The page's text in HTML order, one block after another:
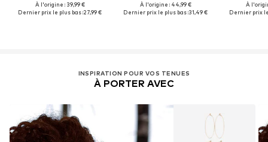
À l'origine : 39,99 €
Dernier prix le plus bas :27,99 €
À l'origine : 44,99 €
Dernier prix le plus bas :31,49 €
À
Dernier prix
INSPIRATION POUR VOS TENUES
À PORTER AVEC